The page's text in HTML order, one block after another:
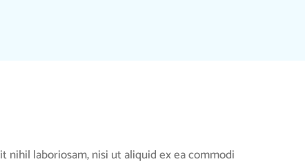
nihil laboriosam, nisi ut aliquid ex ea commodi